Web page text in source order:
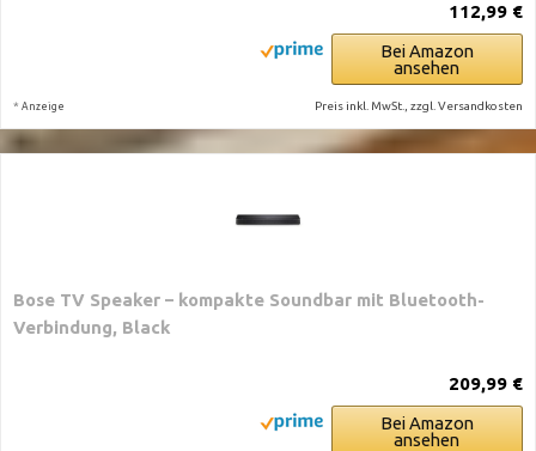
112,99 €
Bei Amazon
ansehen
* Anzeige Preis inkl. MwSt., zzgl. Versandkosten
Bose TV Speaker – kompakte Soundbar mit Bluetooth-
Verbindung, Black
209,99 €
Bei Amazon
ansehen